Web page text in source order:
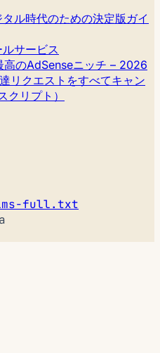
ル時代のための決定版ガイ
サービス
高のAdSenseニッチ – 2026
リクエストをすべてキャン
リプト）
full.txt